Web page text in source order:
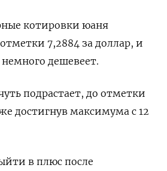
котировки юаня
7,2884 за доллар, и
дешевеет.
подрастает, до отметки
достигнув максимума с 12
в плюс после